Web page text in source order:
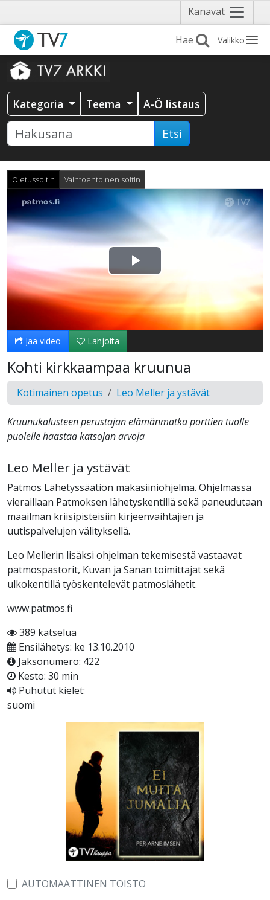
Kanavat Näytä
valikko
Valikko
Kategoria Teema A-Ö listaus
Etsi
Oletussoitin Vaihtoehtoinen soitin
Toista
Video
Jaa video Lahjoita
Kohti kirkkaampaa kruunua
Kotimainen opetus Leo Meller ja ystävät
Kruunukalusteen perustajan elämänmatka porttien tuolle
puolelle haastaa katsojan arvoja
Leo Meller ja ystävät
Patmos Lähetyssäätiön makasiiniohjelma. Ohjelmassa
vieraillaan Patmoksen lähetyskentillä sekä paneudutaan
maailman kriisipisteisiin kirjeenvaihtajien ja
uutispalvelujen välityksellä.
Leo Mellerin lisäksi ohjelman tekemisestä vastaavat
patmospastorit, Kuvan ja Sanan toimittajat sekä
ulkokentillä työskentelevät patmoslähetit.
www.patmos.fi
389 katselua
Ensilähetys: ke 13.10.2010
Jaksonumero: 422
Kesto: 30 min
Puhutut kielet:
suomi
AUTOMAATTINEN TOISTO